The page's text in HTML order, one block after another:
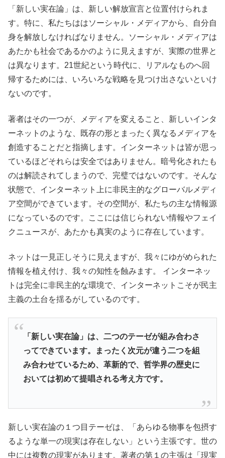
「新しい実在論」は、新しい解放宣言と位置付けられま
す。特に、私たちははソーシャル・メディアから、自分自
身を解放しなければなりません。ソーシャル・メディアは
あたかも社会であるかのように見えますが、実際の世界と
は異なります。21世紀という時代に、リアルなものへ回
帰するためには、いろいろな戦略を見つけ出さないといけ
ないのです。
著者はその一つが、メディアを変えること、新しいインタ
ーネットのような、既存の形とまったく異なるメディアを
創造することだと指摘します。インターネットは皆が思っ
ているほどそれらは安全ではありません。暗号化されたも
のは解読されてしまうので、完璧ではないのです。そんな
状態で、インターネット上に非民主的なグローバルメディ
ア空間ができています。その空間が、私たちの主な情報源
になっているのです。ここには信じられない情報やフェイ
クニュースが、あたかも真実のように存在しています。
ネットは一見正しそうに見えますが、我々にゆがめられた
情報を植え付け、我々の知性を蝕みます。 インターネッ
トは完全に非民主的な環境で、インターネットこそが民主
主義の土台を揺るがしているのです。
「新しい実在論」は、二つのテーゼが組み合わさ
ってできています。まったく次元が違う二つを組
み合わせているため、革新的で、哲学界の歴史に
おいては初めて提唱される考え方です。
新しい実在論の１つ目テーゼは、「あらゆる物事を包摂す
るような単一の現実は存在しない」という主張です。世の
中には複数の現実があります。著者の第１の主張は「現実